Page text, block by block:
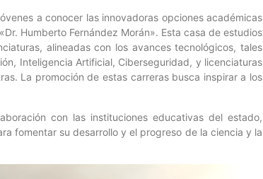
a conocer las innovadoras opciones académicas
Humberto Fernández Morán». Esta casa de estudios
alineadas con los avances tecnológicos, tales
Inteligencia Artificial, Ciberseguridad, y licenciaturas
La promoción de estas carreras busca inspirar a los
con las instituciones educativas del estado,
fomentar su desarrollo y el progreso de la ciencia y la